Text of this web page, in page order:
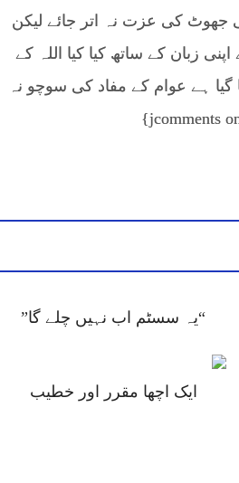
جھوٹ کی عزت نہ اتر جائے لیکن
زبان کے ساتھ کیا کیا اللہ کے
گیا ہے عوام کے مفاد کی سوچو نہ
“یہ سسٹم اب نہیں چلے گا”
ایک اچھا مقرر اور خطیب